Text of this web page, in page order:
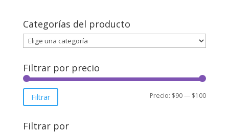
Categorías del producto
Filtrar por precio
Precio
Precio
Filtrar Precio: $90— $100
Filtrar por